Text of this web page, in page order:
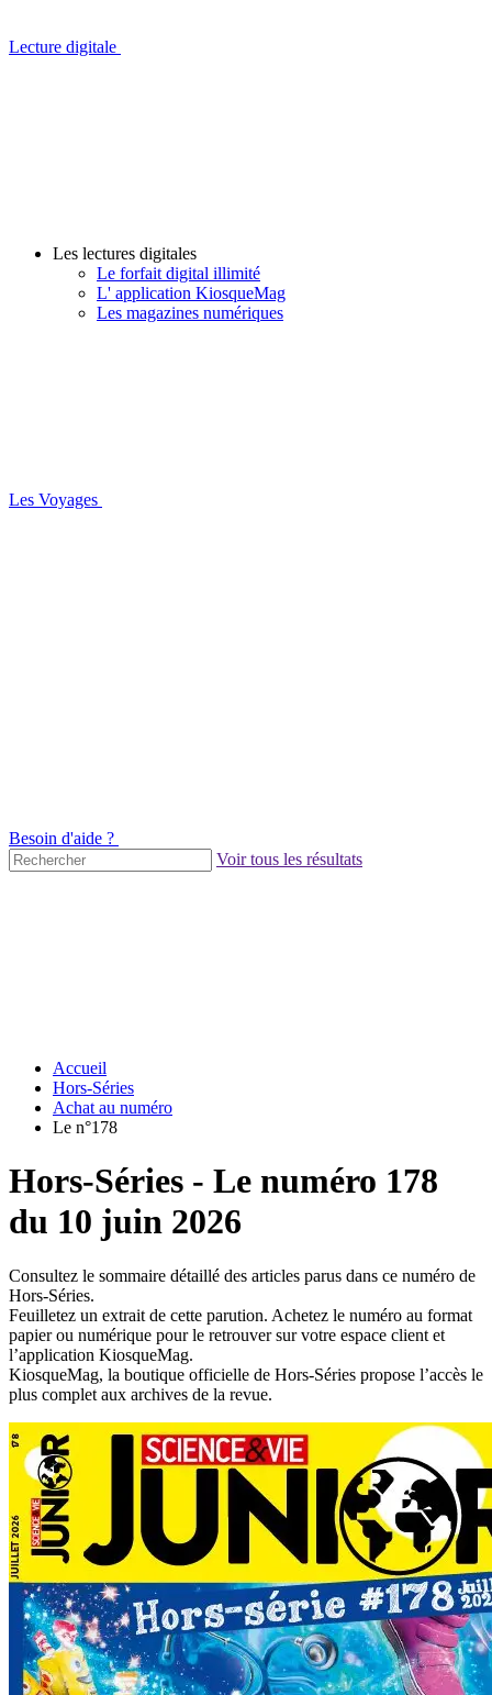
Lecture digitale
Les lectures digitales
Le forfait digital illimité
L' application KiosqueMag
Les magazines numériques
Les Voyages
Besoin d'aide ?
Voir tous les résultats
Accueil
Hors-Séries
Achat au numéro
Le n°178
Hors-Séries - Le numéro 178
du 10 juin 2026
Consultez le sommaire détaillé des articles parus dans ce numéro de
Hors-Séries.
Feuilletez un extrait de cette parution. Achetez le numéro au format
papier ou numérique pour le retrouver sur votre espace client et
l’application KiosqueMag.
KiosqueMag, la boutique officielle de Hors-Séries propose l’accès le
plus complet aux archives de la revue.